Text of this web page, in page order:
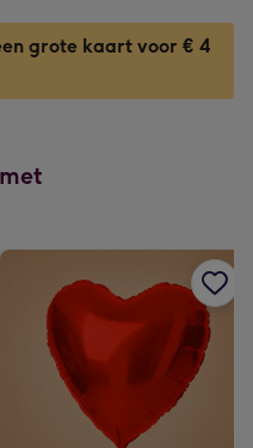
grote kaart voor € 4